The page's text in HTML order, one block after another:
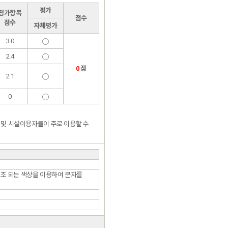
가항목
점수
평가
점수
자체평가
3.0
0점
2.4
2.1
0
시설이용자들이 주로 이용할 수
되는 색상을 이용하여 문자를